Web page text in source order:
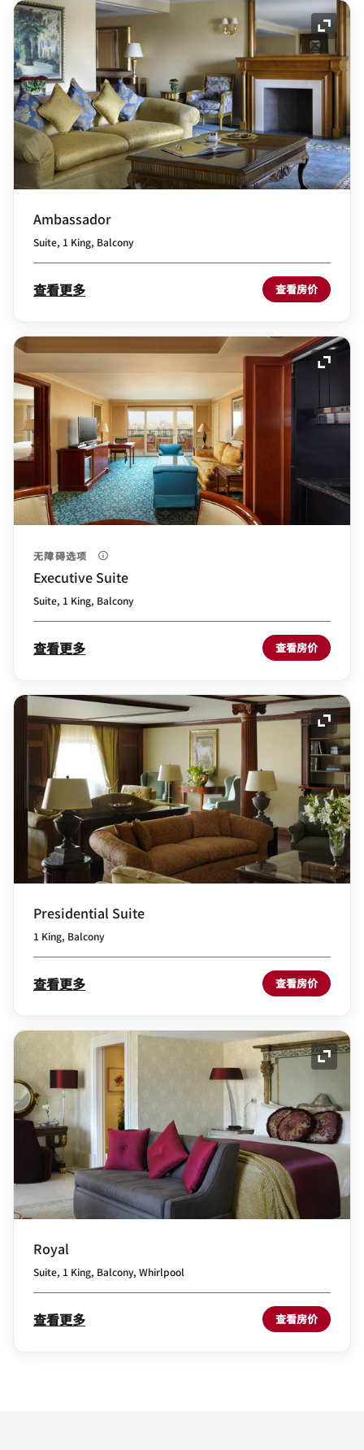
展开
Ambassador
Suite, 1 King, Balcony
查看更多 查看房价
展开
无障碍选项
Executive Suite
Suite, 1 King, Balcony
查看更多 查看房价
展开
Presidential Suite
1 King, Balcony
查看更多 查看房价
展开
Royal
Suite, 1 King, Balcony, Whirlpool
查看更多 查看房价